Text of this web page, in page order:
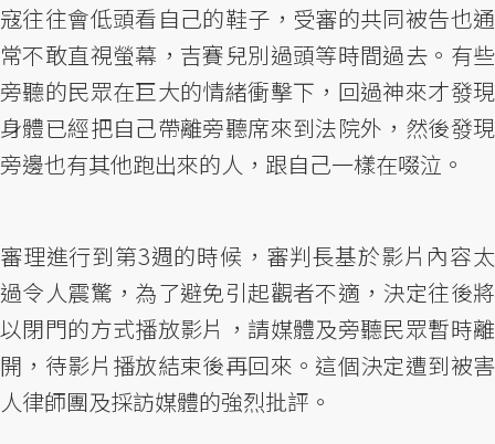
寇往往會低頭看自己的鞋子，受審的共同被告也通
常不敢直視螢幕，吉賽兒別過頭等時間過去。有些
旁聽的民眾在巨大的情緒衝擊下，回過神來才發現
身體已經把自己帶離旁聽席來到法院外，然後發現
旁邊也有其他跑出來的人，跟自己一樣在啜泣。
審理進行到第3週的時候，審判長基於影片內容太
過令人震驚，為了避免引起觀者不適，決定往後將
以閉門的方式播放影片，請媒體及旁聽民眾暫時離
開，待影片播放結束後再回來。這個決定遭到被害
人律師團及採訪媒體的強烈批評。